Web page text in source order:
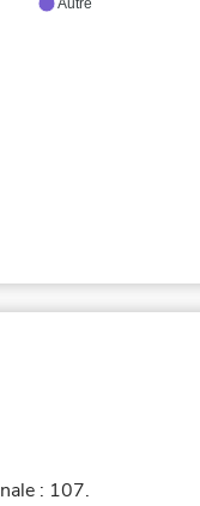
Autre
: 107.